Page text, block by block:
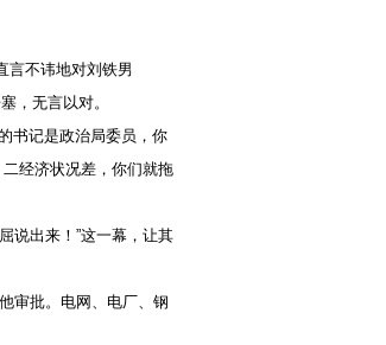
言不讳地对刘铁男
，无言以对。
书记是政治局委员，你
经济状况差，你们就拖
说出来！”这一幕，让其
审批。电网、电厂、钢